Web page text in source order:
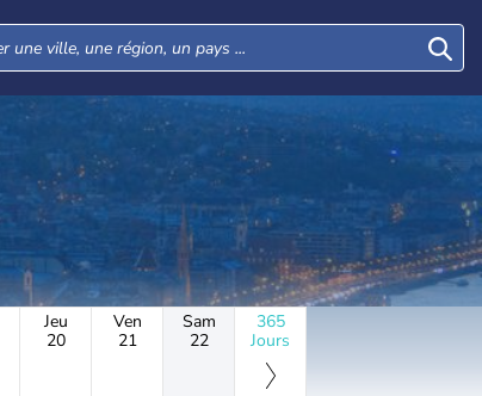
Jeu
20
Ven
21
Sam
22
365
Jours